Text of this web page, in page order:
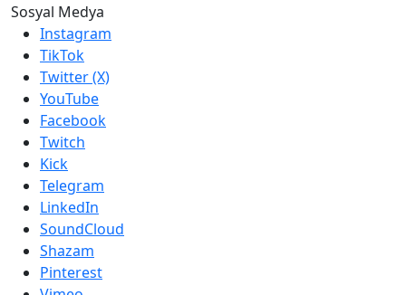
Sosyal Medya
Instagram
TikTok
Twitter (X)
YouTube
Facebook
Twitch
Kick
Telegram
LinkedIn
SoundCloud
Shazam
Pinterest